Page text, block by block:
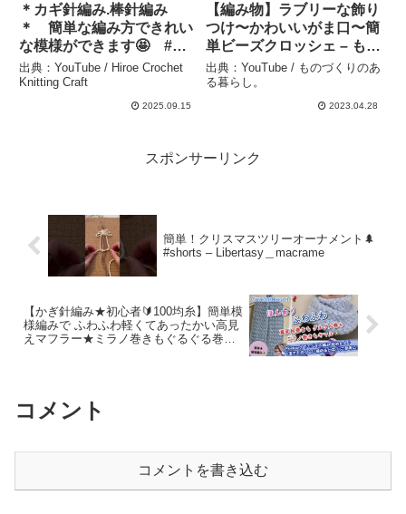
＊カギ針編み.棒針編み
＊ 簡単な編み方できれい
な模様ができます🤩 #棒
針編み #手編み #knitting #
手作り #handmade
#crochet #カギ針編み –
出典：YouTube / Hiroe Crochet
Knitting Craft
2025.09.15
【編み物】ラブリーな飾り
つけ〜かわいいがま口〜簡
単ビーズクロッシェ – もの
づくりのある暮らし。
出典：YouTube / ものづくりのあ
る暮らし。
2023.04.28
スポンサーリンク
簡単！クリスマスツリーオーナメント🌲
#shorts – Libertasy＿macrame
【かぎ針編み★初心者🔰100均糸】簡単模
様編みで ふわふわ軽くてあったかい高見
えマフラー★ミラノ巻きもぐるぐる巻き
コメント
コメントを書き込む